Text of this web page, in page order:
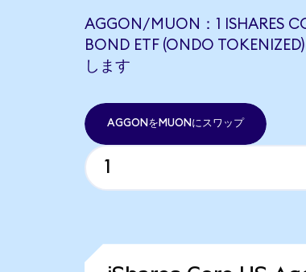
AGGON/MUON：1 ISHARES
BOND ETF (ONDO
します
AGGONをMUONにスワップ